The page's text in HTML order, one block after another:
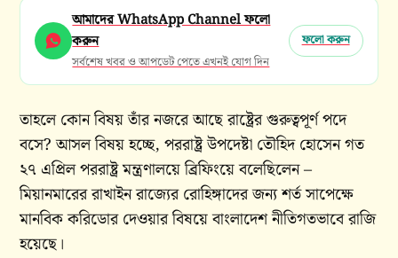
আমাদের WhatsApp Channel ফলো
করুন
সর্বশেষ খবর ও আপডেট পেতে এখনই যোগ দিন
ফলো করুন
তাহলে কোন বিষয় তাঁর নজরে আছে রাষ্ট্রের গুরুত্বপূর্ণ পদে
বসে? আসল বিষয় হচ্ছে, পররাষ্ট্র উপদেষ্টা তৌহিদ হোসেন গত
২৭ এপ্রিল পররাষ্ট্র মন্ত্রণালয়ে ব্রিফিংয়ে বলেছিলেন –
মিয়ানমারের রাখাইন রাজ্যের রোহিঙ্গাদের জন্য শর্ত সাপেক্ষে
মানবিক করিডোর দেওয়ার বিষয়ে বাংলাদেশ নীতিগতভাবে রাজি
হয়েছে।